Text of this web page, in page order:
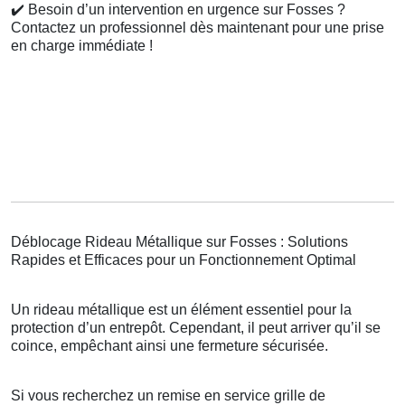
✔️ Besoin d’un intervention en urgence sur Fosses ?
Contactez un professionnel dès maintenant pour une prise
en charge immédiate !
Déblocage Rideau Métallique sur Fosses : Solutions
Rapides et Efficaces pour un Fonctionnement Optimal
Un rideau métallique est un élément essentiel pour la
protection d’un entrepôt. Cependant, il peut arriver qu’il se
coince, empêchant ainsi une fermeture sécurisée.
Si vous recherchez un remise en service grille de